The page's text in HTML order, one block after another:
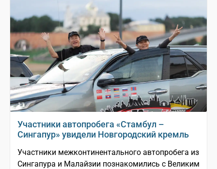
Участники автопробега «Стамбул –
Сингапур» увидели Новгородский кремль
Участники межконтинентального автопробега из
Сингапура и Малайзии познакомились с Великим